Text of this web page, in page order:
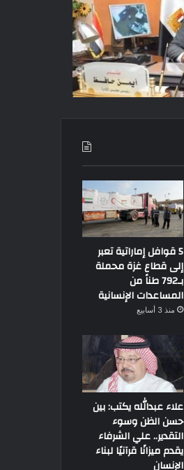
5 قوافل إماراتية تعبر
إلى قطاع غزة محملة
بـ792 طناً من
المساعدات الإنسانية
منذ 3 أسابيع
علاء عبدالله يكتب: بين
حسن الظن وسوء
التقدير.. علي الشرفاء
يقدم ميزانًا قرآنيًا لبناء
الإنسان